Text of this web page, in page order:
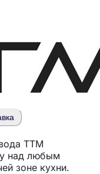
ТТМ
над любым
зоне кухни.